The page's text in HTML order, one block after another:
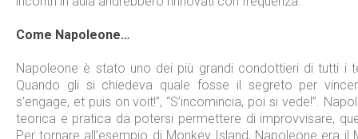
Come Napoleone…
Napoleone è stato uno dei più grandi condottieri di tutti i
Quando gli si chiedeva quale fosse il segreto per
s’engage, et puis on voit!”, “S’incomincia, poi si vede!”.
teorica e pratica da potersi permettere di improvvisare,
Per tornare all’esempio di Monkey Island, Napoleone era